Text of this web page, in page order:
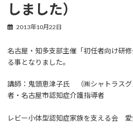
しました）
2013年10月22日
名古屋・知多支部主催「初任者向け研
る事となりました。
講師：鬼頭恵津子氏 （㈱シャトラスグ
者・名古屋市認知症介護指導者
レビー小体型認知症家族を支える会 愛